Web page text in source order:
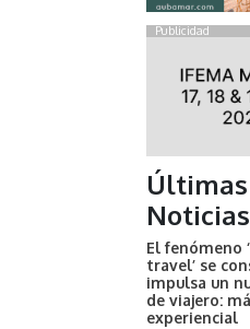
Publicidad
Últimas
Noticias
El fenómeno
travel’ se
impulsa un
de viajero:
experiencial